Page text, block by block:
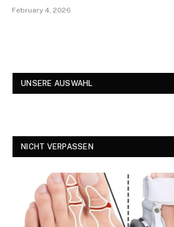
February 4, 2026
UNSERE AUSWAHL
NICHT VERPASSEN